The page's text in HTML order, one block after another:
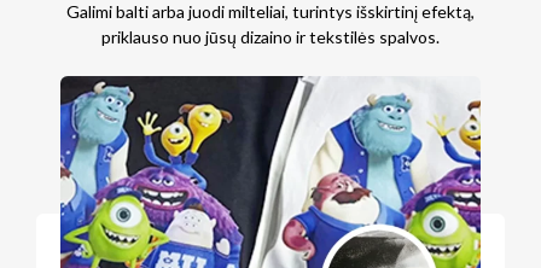
Galimi balti arba juodi milteliai, turintys išskirtinį efektą,
priklauso nuo jūsų dizaino ir tekstilės spalvos.